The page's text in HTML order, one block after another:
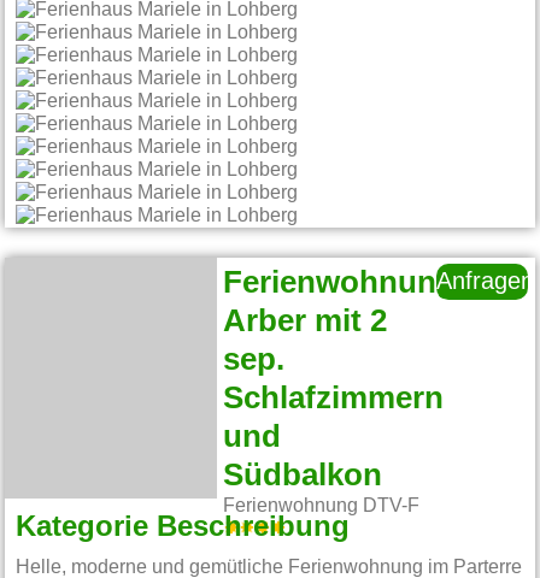
Ferienwohnung
Arber mit 2
sep.
Schlafzimmern
und
Südbalkon
Ferienwohnung DTV-F
Anfragen
Kategorie Beschreibung
Helle, moderne und gemütliche Ferienwohnung im Parterre